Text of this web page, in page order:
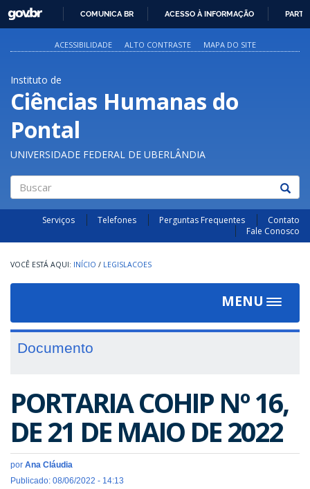
PARA
O
GOVBR
COMUNICA BR ACESSO À INFORMAÇÃO
ACESSIBILIDADE ALTO CONTRASTE MAPA DO SITE
Instituto de
Ciências Humanas do
Pontal
UNIVERSIDADE FEDERAL DE UBERLÂNDIA
Buscar
Serviços Telefones Perguntas Frequentes
Contato
Fale Conosco
INÍCIO / LEGISLACOES
MENU
Toggle
Documento
PORTARIA COHIP Nº 16,
DE 21 DE MAIO DE 2022
por Ana Cláudia
Publicado: 08/06/2022 - 14:13